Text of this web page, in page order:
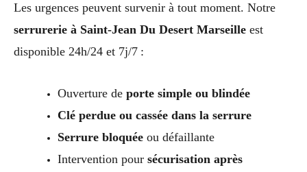
Les urgences peuvent survenir à tout moment. Notre
serrurerie à Saint-Jean Du Desert Marseille est
disponible 24h/24 et 7j/7 :
Ouverture de porte simple ou blindée
Clé perdue ou cassée dans la serrure
Serrure bloquéeou défaillante
Intervention pour sécurisation après